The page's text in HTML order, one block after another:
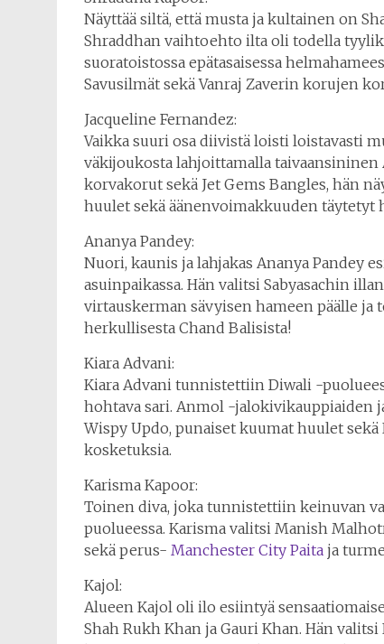
Näyttää siltä, että musta ja kultainen on
Shraddhan vaihtoehto ilta oli todella
suoratoistossa epätasaisessa
Savusilmät sekä Vanraj Zaverin korujen
Jacqueline Fernandez:
Vaikka suuri osa diivistä loisti loistavasti
väkijoukosta lahjoittamalla
korvakorut sekä Jet Gems Bangles, hän
huulet sekä äänenvoimakkuuden täytetyt
Ananya Pandey:
Nuori, kaunis ja lahjakas Ananya Pandey
asuinpaikassa. Hän valitsi Sabyasachin
virtauskerman sävyisen hameen päälle ja
herkullisesta Chand Balisista!
Kiara Advani:
Kiara Advani tunnistettiin Diwali -
hohtava sari. Anmol -jalokivikauppiaiden
Wispy Updo, punaiset kuumat huulet
kosketuksia.
Karisma Kapoor:
Toinen diva, joka tunnistettiin keinuvan
puolueessa. Karisma valitsi Manish
sekä perus- Manchester City Paita ja
Kajol:
Alueen Kajol oli ilo esiintyä
Shah Rukh Khan ja Gauri Khan. Hän